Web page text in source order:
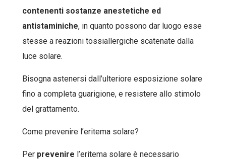
contenenti sostanze anestetiche ed
antistaminiche, in quanto possono dar luogo esse
stesse a reazioni tossiallergiche scatenate dalla
luce solare.
Bisogna astenersi dall’ulteriore esposizione solare
fino a completa guarigione, e resistere allo stimolo
del grattamento.
Come prevenire l’eritema solare?
Per prevenire l’eritema solare è necessario